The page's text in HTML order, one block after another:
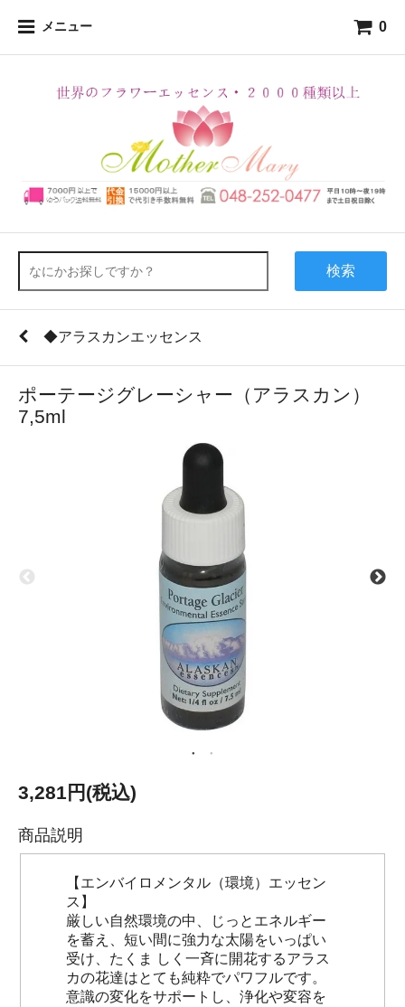
メニュー 0
検索
◆アラスカンエッセンス
ポーテージグレーシャー（アラスカン）
7,5ml
3,281円(税込)
商品説明
【エンバイロメンタル（環境）エッセン
ス】
厳しい自然環境の中、じっとエネルギー
を蓄え、短い間に強力な太陽をいっぱい
受け、たくま しく一斉に開花するアラス
カの花達はとても純粋でパワフルです。
意識の変化をサポートし、浄化や変容を